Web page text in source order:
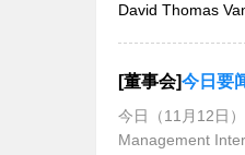
David Thomas
[董事会]今日要闻：
今日（11月12日
Management